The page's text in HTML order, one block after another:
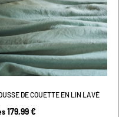
DE COUETTE EN LIN LAVÉ
179,99 €